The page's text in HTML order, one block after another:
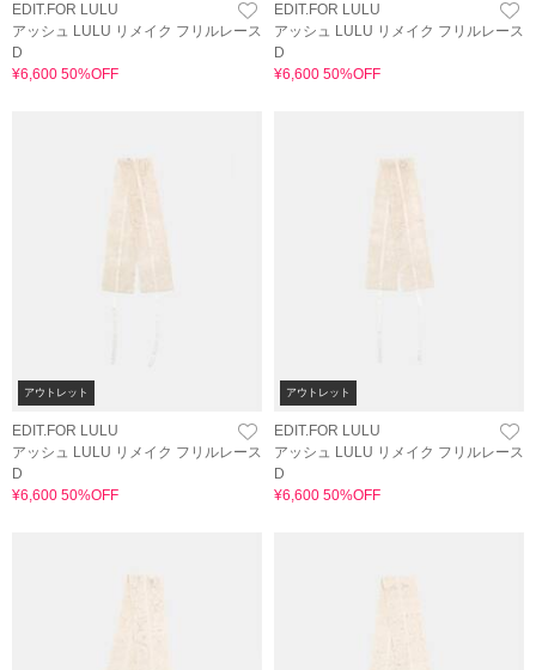
EDIT.FOR LULU
アッシュ LULU リメイク フリルレース
D
¥6,600 50%OFF
EDIT.FOR LULU
アッシュ LULU リメイク フリルレース
D
¥6,600 50%OFF
アウトレット
EDIT.FOR LULU
アッシュ LULU リメイク フリルレース
D
¥6,600 50%OFF
アウトレット
EDIT.FOR LULU
アッシュ LULU リメイク フリルレース
D
¥6,600 50%OFF